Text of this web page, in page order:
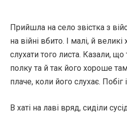
Прийшла на село звістка з
на війні вбито. І малі, й
слухати того листа. Казали,
полку та й так його хороше
плаче, коли його слухає. Побіг
В хаті на лаві вряд, сиділи